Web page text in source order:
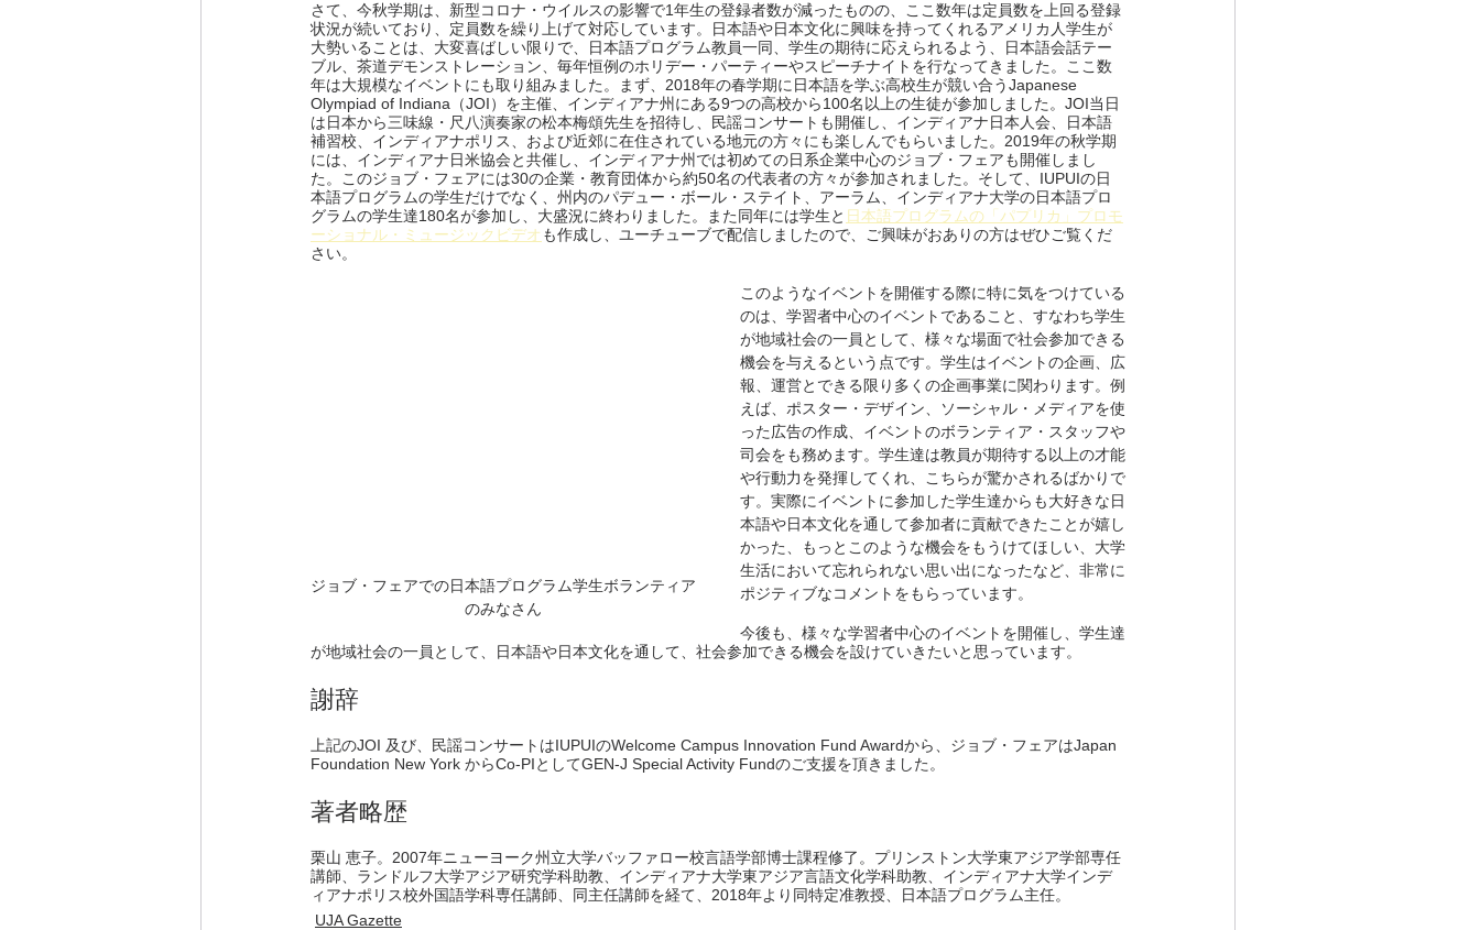
さて、今秋学期は、新型コロナ・ウイルスの影響で1年生の登録者数が減ったものの、ここ数年は定員数を上回る登録
状況が続いており、定員数を繰り上げて対応しています。日本語や日本文化に興味を持ってくれるアメリカ人学生が
大勢いることは、大変喜ばしい限りで、日本語プログラム教員一同、学生の期待に応えられるよう、日本語会話テー
ブル、茶道デモンストレーション、毎年恒例のホリデー・パーティーやスピーチナイトを行なってきました。ここ数
年は大規模なイベントにも取り組みました。まず、2018年の春学期に日本語を学ぶ高校生が競い合うJapanese
Olympiad of Indiana（JOI）を主催、インディアナ州にある9つの高校から100名以上の生徒が参加しました。JOI当日
は日本から三味線・尺八演奏家の松本梅頌先生を招待し、民謡コンサートも開催し、インディアナ日本人会、日本語
補習校、インディアナポリス、および近郊に在住されている地元の方々にも楽しんでもらいました。2019年の秋学期
には、インディアナ日米協会と共催し、インディアナ州では初めての日系企業中心のジョブ・フェアも開催しまし
た。このジョブ・フェアには30の企業・教育団体から約50名の代表者の方々が参加されました。そして、IUPUIの日
本語プログラムの学生だけでなく、州内のパデュー・ボール・ステイト、アーラム、インディアナ大学の日本語プロ
グラムの学生達180名が参加し、大盛況に終わりました。また同年には学生と 日本語プログラムの「パプリカ」プロモ
ーショナル・ミュージックビデオ も作成し、ユーチューブで配信しましたので、ご興味がおありの方はぜひご覧くだ
さい。
ジョブ・フェアでの日本語プログラム学生ボランティア
のみなさん
このようなイベントを開催する際に特に気をつけている
のは、学習者中心のイベントであること、すなわち学生
が地域社会の一員として、様々な場面で社会参加できる
機会を与えるという点です。学生はイベントの企画、広
報、運営とできる限り多くの企画事業に関わります。例
えば、ポスター・デザイン、ソーシャル・メディアを使
った広告の作成、イベントのボランティア・スタッフや
司会をも務めます。学生達は教員が期待する以上の才能
や行動力を発揮してくれ、こちらが驚かされるばかりで
す。実際にイベントに参加した学生達からも大好きな日
本語や日本文化を通して参加者に貢献できたことが嬉し
かった、もっとこのような機会をもうけてほしい、大学
生活において忘れられない思い出になったなど、非常に
ポジティブなコメントをもらっています。
今後も、様々な学習者中心のイベントを開催し、学生達
が地域社会の一員として、日本語や日本文化を通して、社会参加できる機会を設けていきたいと思っています。
謝辞
上記のJOI 及び、民謡コンサートはIUPUIのWelcome Campus Innovation Fund Awardから、ジョブ・フェアはJapan
Foundation New York からCo-PIとしてGEN-J Special Activity Fundのご支援を頂きました。
著者略歴
栗山 恵子。2007年ニューヨーク州立大学バッファロー校言語学部博士課程修了。プリンストン大学東アジア学部専任
講師、ランドルフ大学アジア研究学科助教、インディアナ大学東アジア言語文化学科助教、インディアナ大学インデ
ィアナポリス校外国語学科専任講師、同主任講師を経て、2018年より同特定准教授、日本語プログラム主任。
UJA Gazette